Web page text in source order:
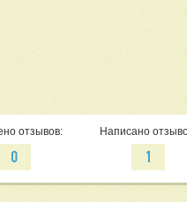
отзывов:
0
Написано
1